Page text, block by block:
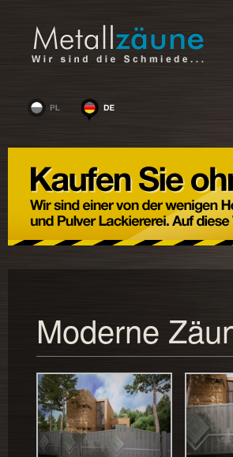
Moderne